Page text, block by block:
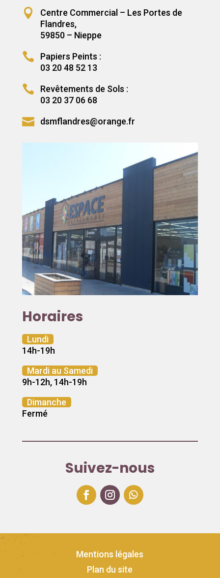

Centre Commercial – Les Portes de
Flandres,
59850 – Nieppe

Papiers Peints :
03 20 48 52 13

Revêtements de Sols :
03 20 37 06 68
 dsmflandres@orange.fr
Horaires
Lundi
14h-19h
Mardi au Samedi
9h-12h, 14h-19h
Dimanche
Fermé
Suivez-nous
Mentions légales
Plan du site